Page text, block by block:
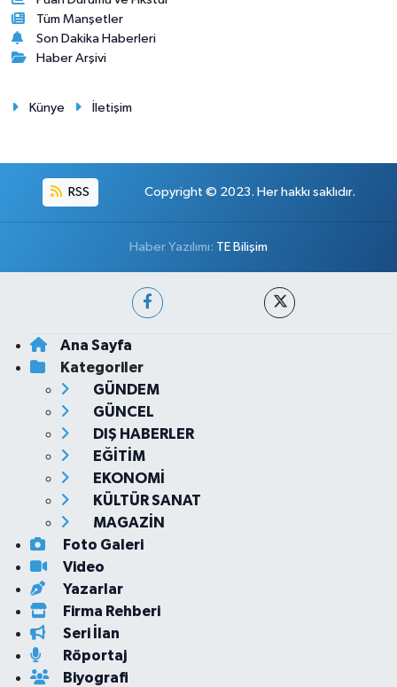
Tüm Manşetler
Son Dakika Haberleri
Haber Arşivi
Künye İletişim
RSS Copyright © 2023. Her hakkı saklıdır.
Haber Yazılımı: TE Bilişim
Ana Sayfa
Kategoriler
GÜNDEM
GÜNCEL
DIŞ HABERLER
EĞİTİM
EKONOMİ
KÜLTÜR SANAT
MAGAZİN
Foto Galeri
Video
Yazarlar
Firma Rehberi
Seri İlan
Röportaj
Biyografi